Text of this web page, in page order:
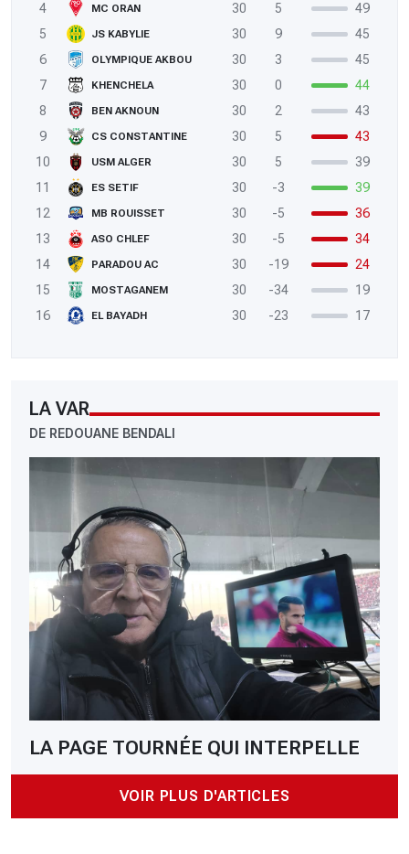
4
MC ORAN 30 5
49
5
JS KABYLIE 30 9
45
6
OLYMPIQUE AKBOU 30 3
45
7
KHENCHELA 30 0
44
8
BEN AKNOUN 30 2
43
9
CS CONSTANTINE 30 5
43
10
USM ALGER 30 5
39
11
ES SETIF 30 -3
39
12
MB ROUISSET 30 -5
36
13
ASO CHLEF 30 -5
34
14
PARADOU AC 30 -19
24
15
MOSTAGANEM 30 -34
19
16
EL BAYADH 30 -23 17
LA VAR
DE REDOUANE BENDALI
LA PAGE TOURNÉE QUI INTERPELLE
VOIR PLUS D'ARTICLES